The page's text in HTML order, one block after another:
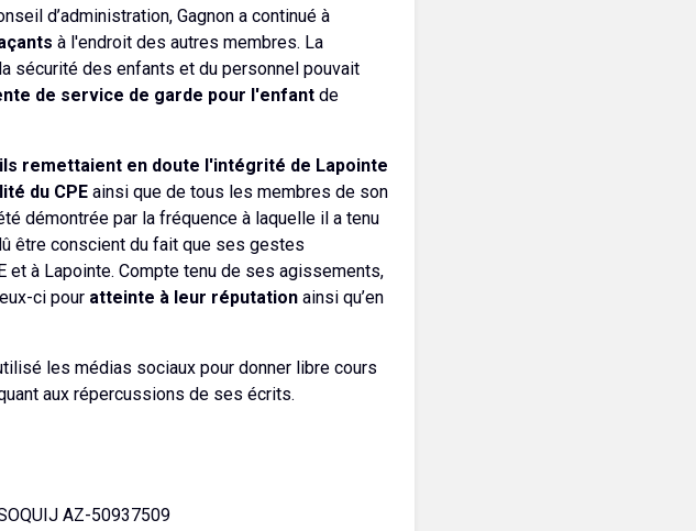
d’administration, Gagnon a continué à
à l'endroit des autres membres. La
sécurité des enfants et du personnel pouvait
de service de garde pour l'enfant de
ils remettaient en doute l'intégrité de Lapointe
du CPEainsi que de tous les membres de son
démontrée par la fréquence à laquelle il a tenu
être conscient du fait que ses gestes
et à Lapointe. Compte tenu de ses agissements,
ci pour atteinte à leur réputation ainsi qu’en
les médias sociaux pour donner libre cours
aux répercussions de ses écrits.
AZ-50937509